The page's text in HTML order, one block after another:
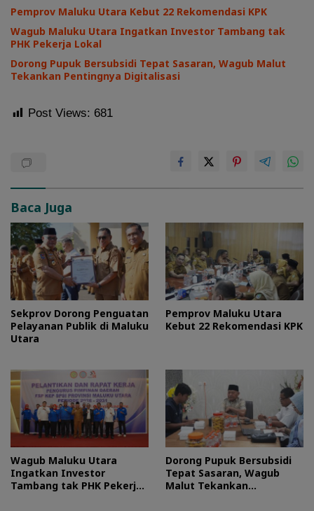
Pemprov Maluku Utara Kebut 22 Rekomendasi KPK
Wagub Maluku Utara Ingatkan Investor Tambang tak
PHK Pekerja Lokal
Dorong Pupuk Bersubsidi Tepat Sasaran, Wagub Malut
Tekankan Pentingnya Digitalisasi
Post Views: 681
Baca Juga
Sekprov Dorong Penguatan
Pelayanan Publik di Maluku
Utara
Pemprov Maluku Utara
Kebut 22 Rekomendasi KPK
Wagub Maluku Utara
Ingatkan Investor
Tambang tak PHK Pekerja
Dorong Pupuk Bersubsidi
Tepat Sasaran, Wagub
Malut Tekankan